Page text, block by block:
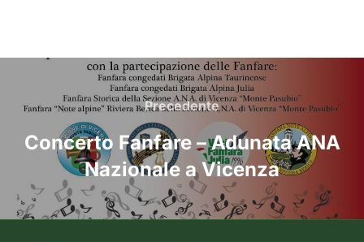
Navigazione
articoli
Precedente
Precedente
Concerto Fanfare – Adunata ANA
Nazionale a Vicenza